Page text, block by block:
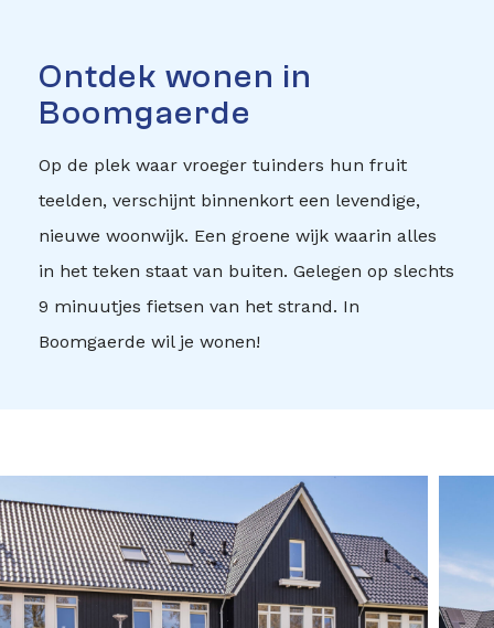
Ontdek wonen in
Boomgaerde
Op de plek waar vroeger tuinders hun fruit
teelden, verschijnt binnenkort een levendige,
nieuwe woonwijk. Een groene wijk waarin alles
in het teken staat van buiten. Gelegen op slechts
9 minuutjes fietsen van het strand. In
Boomgaerde wil je wonen!